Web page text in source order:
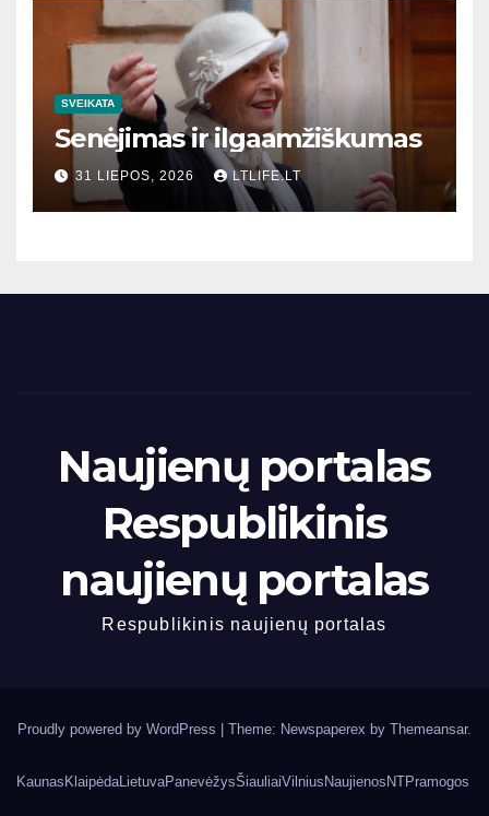
SVEIKATA
Senėjimas ir ilgaamžiškumas
31 LIEPOS, 2026 LTLIFE.LT
Naujienų portalas
Respublikinis
naujienų portalas
Respublikinis naujienų portalas
Proudly powered by WordPress Theme: Newspaperex by Themeansar.
Kaunas KlaipėdaLietuvaPanevėžysŠiauliaiVilnius Naujienos NTPramogos